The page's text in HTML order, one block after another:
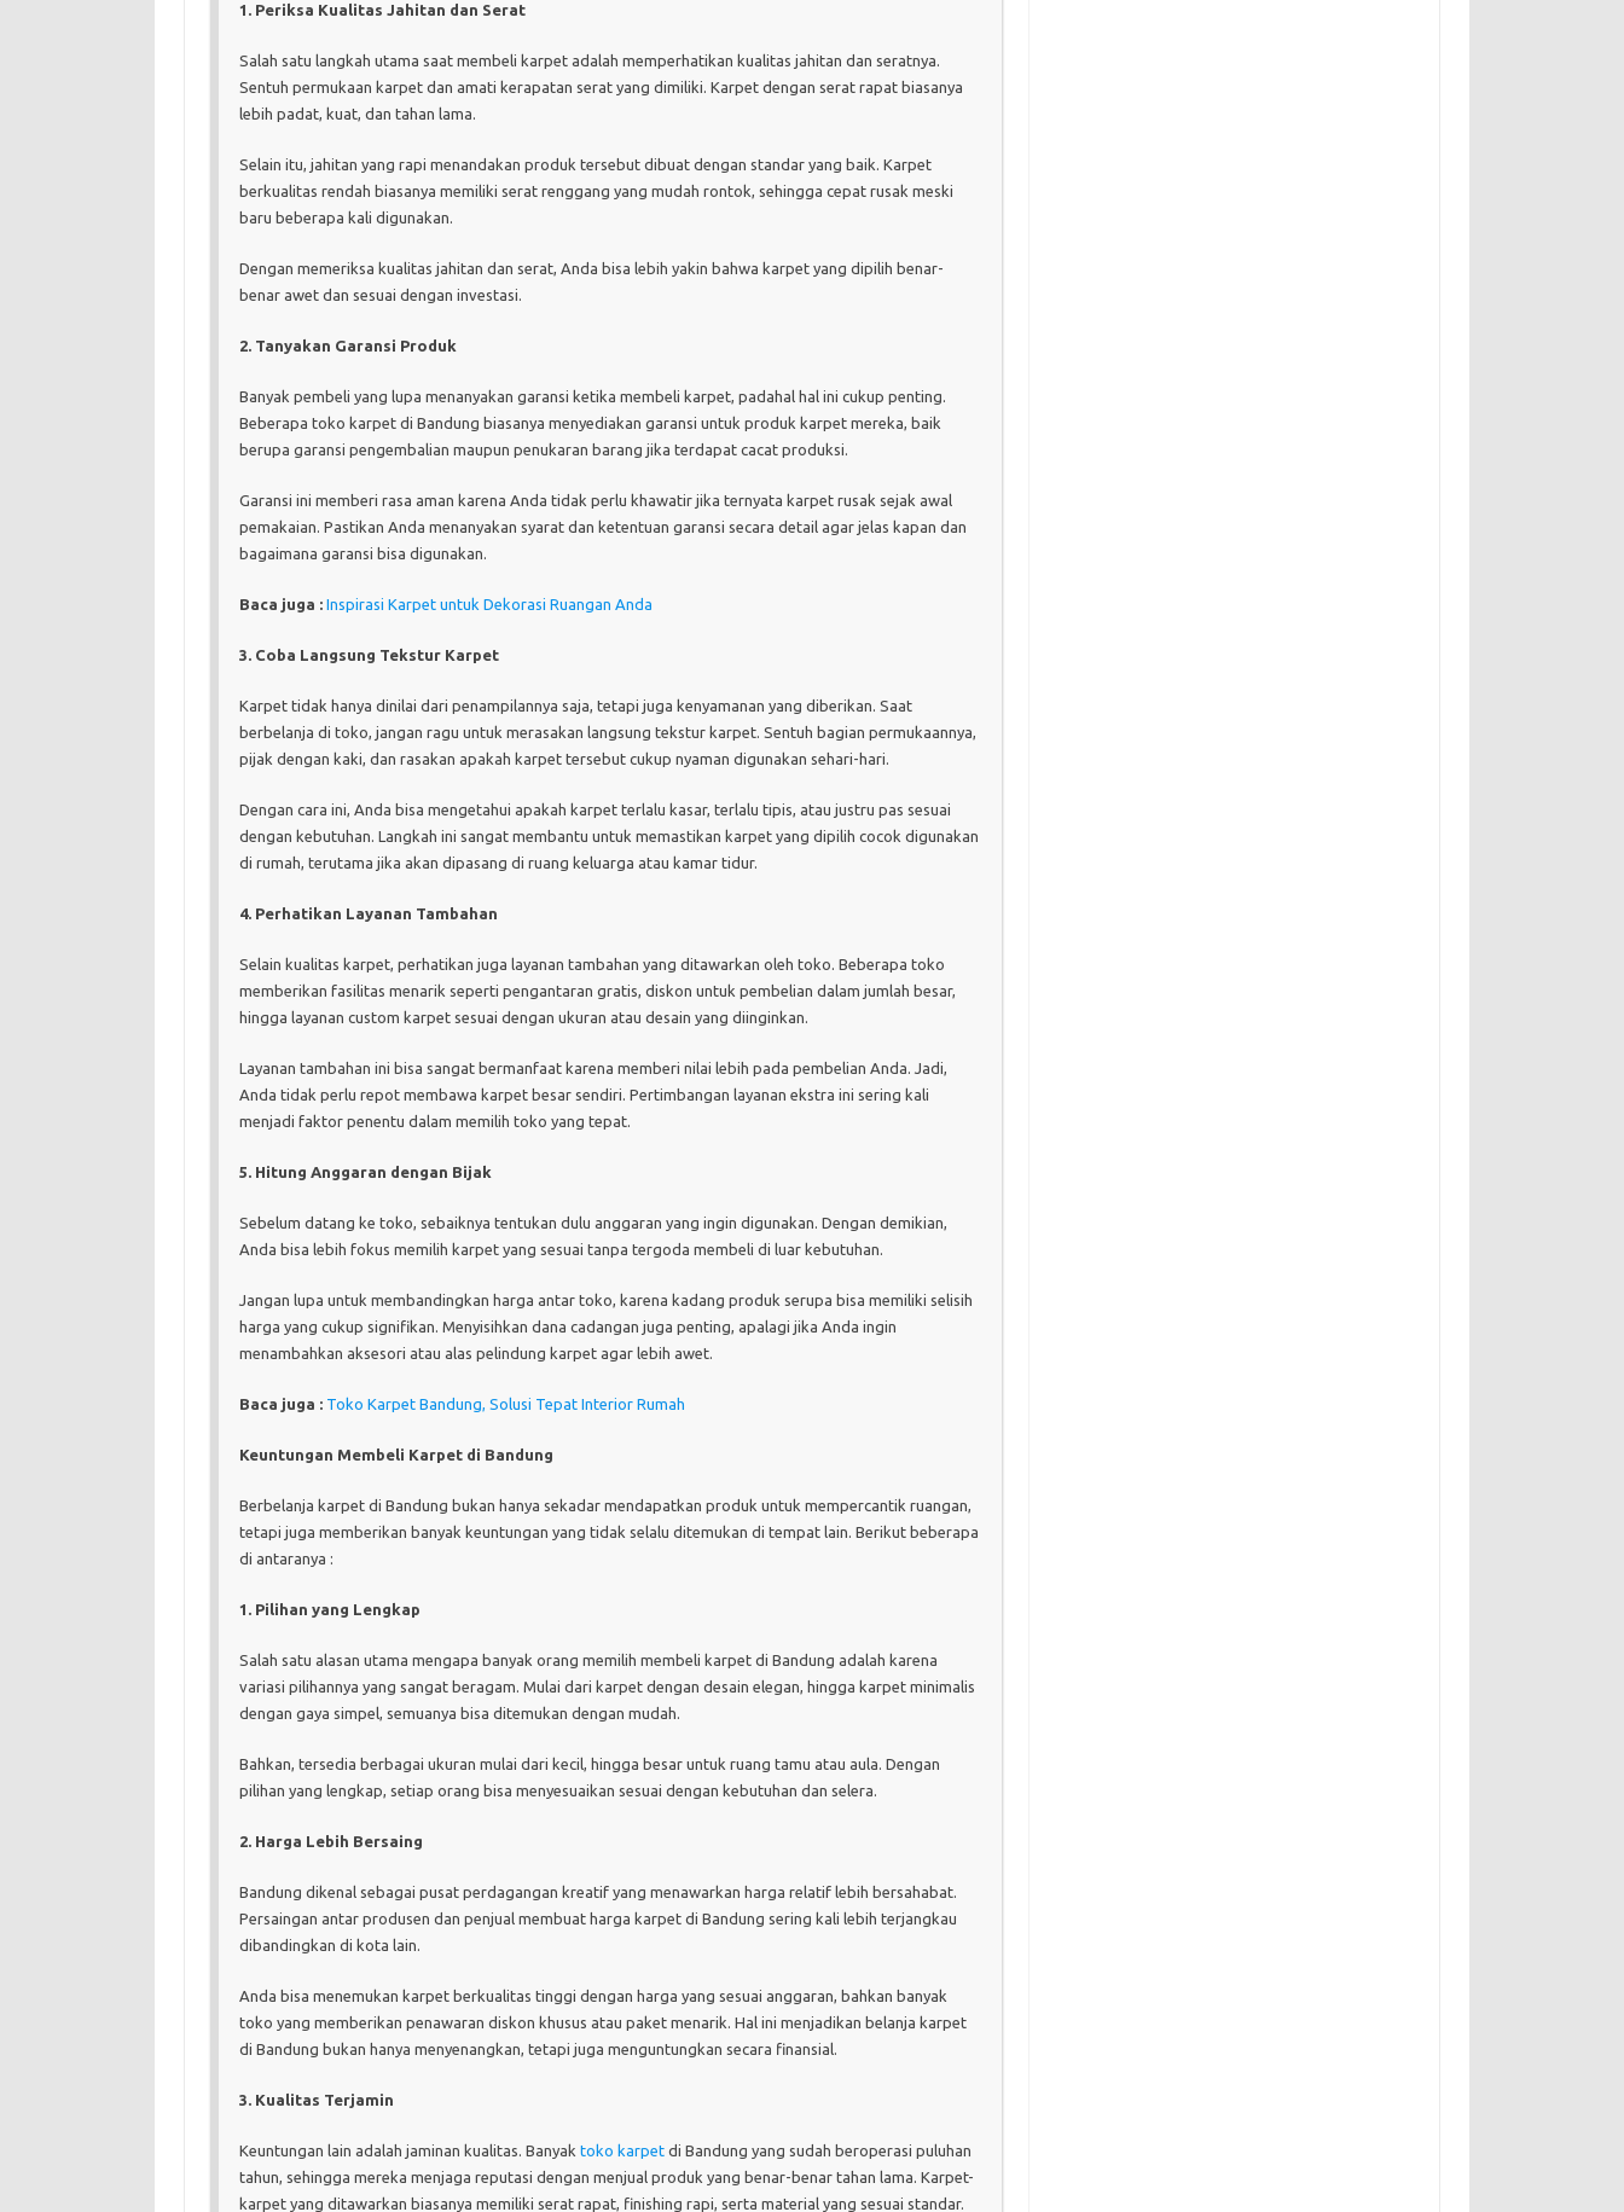
1. Periksa Kualitas Jahitan dan Serat
Salah satu langkah utama saat membeli karpet adalah memperhatikan kualitas jahitan dan seratnya.
Sentuh permukaan karpet dan amati kerapatan serat yang dimiliki. Karpet dengan serat rapat biasanya
lebih padat, kuat, dan tahan lama.
Selain itu, jahitan yang rapi menandakan produk tersebut dibuat dengan standar yang baik. Karpet
berkualitas rendah biasanya memiliki serat renggang yang mudah rontok, sehingga cepat rusak meski
baru beberapa kali digunakan.
Dengan memeriksa kualitas jahitan dan serat, Anda bisa lebih yakin bahwa karpet yang dipilih benar-
benar awet dan sesuai dengan investasi.
2. Tanyakan Garansi Produk
Banyak pembeli yang lupa menanyakan garansi ketika membeli karpet, padahal hal ini cukup penting.
Beberapa toko karpet di Bandung biasanya menyediakan garansi untuk produk karpet mereka, baik
berupa garansi pengembalian maupun penukaran barang jika terdapat cacat produksi.
Garansi ini memberi rasa aman karena Anda tidak perlu khawatir jika ternyata karpet rusak sejak awal
pemakaian. Pastikan Anda menanyakan syarat dan ketentuan garansi secara detail agar jelas kapan dan
bagaimana garansi bisa digunakan.
Baca juga : Inspirasi Karpet untuk Dekorasi Ruangan Anda
3. Coba Langsung Tekstur Karpet
Karpet tidak hanya dinilai dari penampilannya saja, tetapi juga kenyamanan yang diberikan. Saat
berbelanja di toko, jangan ragu untuk merasakan langsung tekstur karpet. Sentuh bagian permukaannya,
pijak dengan kaki, dan rasakan apakah karpet tersebut cukup nyaman digunakan sehari-hari.
Dengan cara ini, Anda bisa mengetahui apakah karpet terlalu kasar, terlalu tipis, atau justru pas sesuai
dengan kebutuhan. Langkah ini sangat membantu untuk memastikan karpet yang dipilih cocok digunakan
di rumah, terutama jika akan dipasang di ruang keluarga atau kamar tidur.
4. Perhatikan Layanan Tambahan
Selain kualitas karpet, perhatikan juga layanan tambahan yang ditawarkan oleh toko. Beberapa toko
memberikan fasilitas menarik seperti pengantaran gratis, diskon untuk pembelian dalam jumlah besar,
hingga layanan custom karpet sesuai dengan ukuran atau desain yang diinginkan.
Layanan tambahan ini bisa sangat bermanfaat karena memberi nilai lebih pada pembelian Anda. Jadi,
Anda tidak perlu repot membawa karpet besar sendiri. Pertimbangan layanan ekstra ini sering kali
menjadi faktor penentu dalam memilih toko yang tepat.
5. Hitung Anggaran dengan Bijak
Sebelum datang ke toko, sebaiknya tentukan dulu anggaran yang ingin digunakan. Dengan demikian,
Anda bisa lebih fokus memilih karpet yang sesuai tanpa tergoda membeli di luar kebutuhan.
Jangan lupa untuk membandingkan harga antar toko, karena kadang produk serupa bisa memiliki selisih
harga yang cukup signifikan. Menyisihkan dana cadangan juga penting, apalagi jika Anda ingin
menambahkan aksesori atau alas pelindung karpet agar lebih awet.
Baca juga : Toko Karpet Bandung, Solusi Tepat Interior Rumah
Keuntungan Membeli Karpet di Bandung
Berbelanja karpet di Bandung bukan hanya sekadar mendapatkan produk untuk mempercantik ruangan,
tetapi juga memberikan banyak keuntungan yang tidak selalu ditemukan di tempat lain. Berikut beberapa
di antaranya :
1. Pilihan yang Lengkap
Salah satu alasan utama mengapa banyak orang memilih membeli karpet di Bandung adalah karena
variasi pilihannya yang sangat beragam. Mulai dari karpet dengan desain elegan, hingga karpet minimalis
dengan gaya simpel, semuanya bisa ditemukan dengan mudah.
Bahkan, tersedia berbagai ukuran mulai dari kecil, hingga besar untuk ruang tamu atau aula. Dengan
pilihan yang lengkap, setiap orang bisa menyesuaikan sesuai dengan kebutuhan dan selera.
2. Harga Lebih Bersaing
Bandung dikenal sebagai pusat perdagangan kreatif yang menawarkan harga relatif lebih bersahabat.
Persaingan antar produsen dan penjual membuat harga karpet di Bandung sering kali lebih terjangkau
dibandingkan di kota lain.
Anda bisa menemukan karpet berkualitas tinggi dengan harga yang sesuai anggaran, bahkan banyak
toko yang memberikan penawaran diskon khusus atau paket menarik. Hal ini menjadikan belanja karpet
di Bandung bukan hanya menyenangkan, tetapi juga menguntungkan secara finansial.
3. Kualitas Terjamin
Keuntungan lain adalah jaminan kualitas. Banyak toko karpetdi Bandung yang sudah beroperasi puluhan
tahun, sehingga mereka menjaga reputasi dengan menjual produk yang benar-benar tahan lama. Karpet-
karpet yang ditawarkan biasanya memiliki serat rapat, finishing rapi, serta material yang sesuai standar.